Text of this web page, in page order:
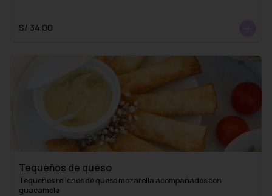
S/ 34.00
Tequeños de queso
Tequeños rellenos de queso mozarella acompañados con
guacamole